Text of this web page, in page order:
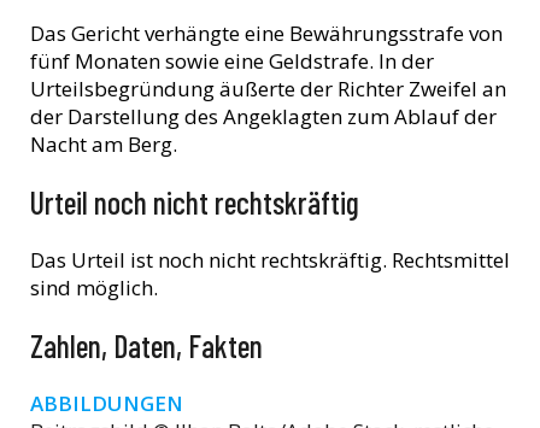
Das Gericht verhängte eine Bewährungsstrafe von
fünf Monaten sowie eine Geldstrafe. In der
Urteilsbegründung äußerte der Richter Zweifel an
der Darstellung des Angeklagten zum Ablauf der
Nacht am Berg.
Urteil noch nicht rechtskräftig
Das Urteil ist noch nicht rechtskräftig. Rechtsmittel
sind möglich.
Zahlen, Daten, Fakten
ABBILDUNGEN